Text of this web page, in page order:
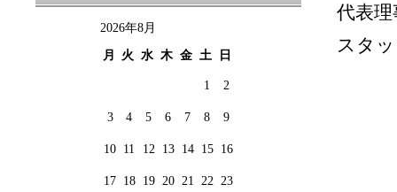
代表
スタ
2026年8月
月 火 水 木 金 土 日
1 2
3 4 5 6 7 8 9
10 11 12 13 14 15 16
17 18 19 20 21 22 23